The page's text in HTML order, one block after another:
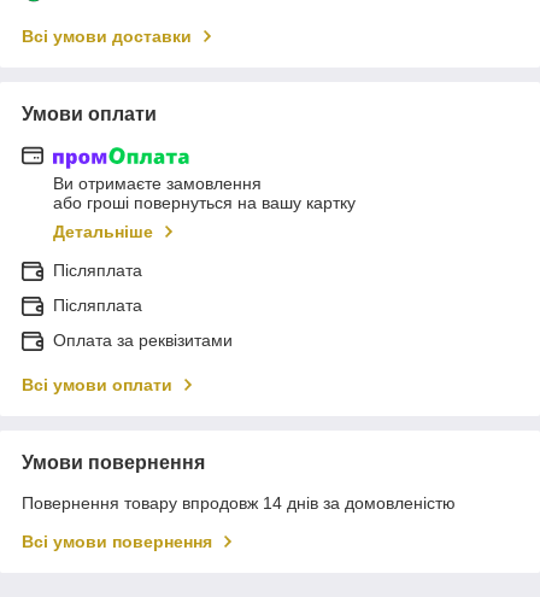
Всі умови доставки
Умови оплати
Ви отримаєте замовлення
або гроші повернуться на вашу картку
Детальніше
Післяплата
Післяплата
Оплата за реквізитами
Всі умови оплати
Умови повернення
Повернення товару впродовж 14 днів за домовленістю
Всі умови повернення